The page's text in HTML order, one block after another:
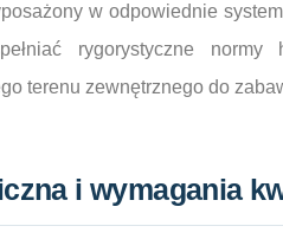
w odpowiednie
rygorystyczne
terenu zewnętrznego do
i wymagania